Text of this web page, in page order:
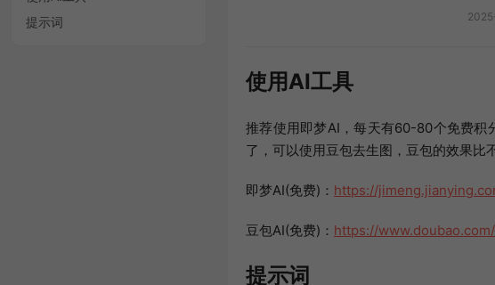
提示词
使用AI工具
推荐使用即梦AI，每天有60-80个免费积
了，可以使用豆包去生图，豆包的效果比
即梦AI(免费)： https://
豆包AI(免费)： https://
提示词